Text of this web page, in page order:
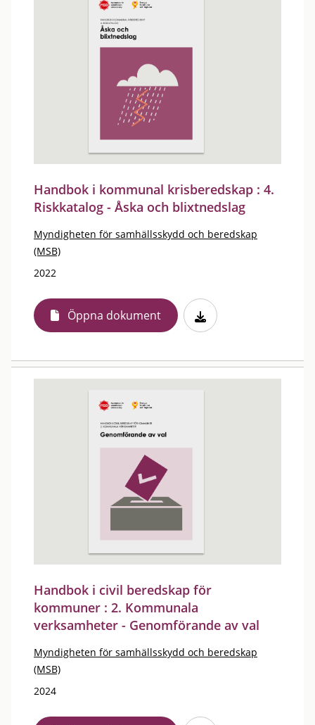
Handbok i kommunal krisberedskap : 4.
Riskkatalog - Åska och blixtnedslag
Myndigheten för samhällsskydd och beredskap
(MSB)
2022
Öppna dokument
Handbok i civil beredskap för
kommuner : 2. Kommunala
verksamheter - Genomförande av val
Myndigheten för samhällsskydd och beredskap
(MSB)
2024